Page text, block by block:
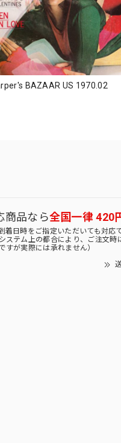
BAZAAR US 1970.02
商品なら全国一律 420
着日時をご指定いただいても対応
ステム上の都合により、ご注文時
すが実際には承れません）